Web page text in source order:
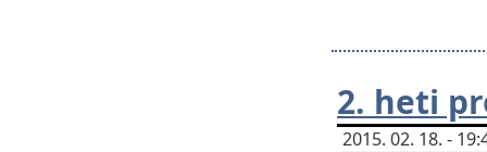
2. heti
2015. 02. 18. -